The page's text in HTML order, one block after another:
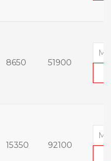
8650 51900
15350 92100